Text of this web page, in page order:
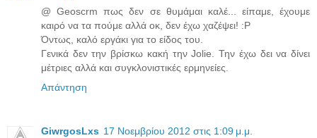
@ Geoscrm πως δεν σε θυμάμαι καλέ... είπαμε, έχουμε
καιρό να τα πούμε αλλά οκ, δεν έχω χαζέψει! :P
Όντως, καλό εργάκι για το είδος του.
Γενικά δεν την βρίσκω κακή την Jolie. Την έχω δει να δίνει
μέτριες αλλά και συγκλονιστικές ερμηνείες.
Απάντηση
GiwrgosLxs 17 Νοεμβρίου 2012 στις 1:09 μ.μ.